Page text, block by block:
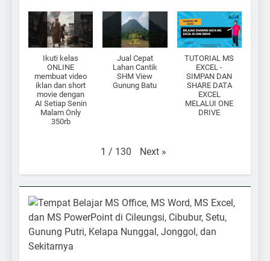
Ikuti kelas
ONLINE
membuat video
iklan dan short
movie dengan
AI Setiap Senin
Malam Only
350rb
Jual Cepat
Lahan Cantik
SHM View
Gunung Batu
TUTORIAL MS
EXCEL -
SIMPAN DAN
SHARE DATA
EXCEL
MELALUI ONE
DRIVE
1 / 130 Next »